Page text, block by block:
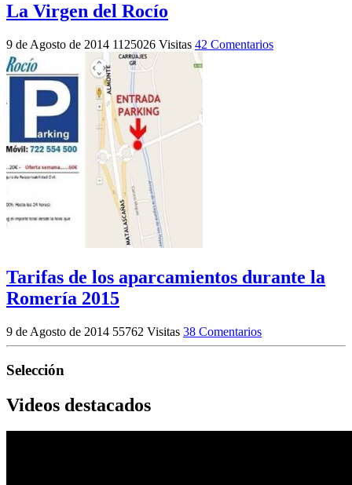
La Virgen del Rocío
9 de Agosto de 2014 1125026 Visitas 42 Comentarios
Tarifas de los aparcamientos durante la
Romería 2015
9 de Agosto de 2014 55762 Visitas 38 Comentarios
Selección
Videos destacados